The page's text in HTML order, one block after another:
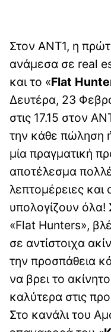
Στον ΑΝΤ1, η
ανάμεσα σε real
και το «Flat
Δευτέρα, 23
στις 17.15 στον
την κάθε πώληση
μία πραγματική
αποτέλεσμα
λεπτομέρειες και
υπολογίζουν όλα!
«Flat Hunters»,
σε αντίστοιχα
την προσπάθεια
να βρει το
καλύτερα στις
Στο κανάλι του